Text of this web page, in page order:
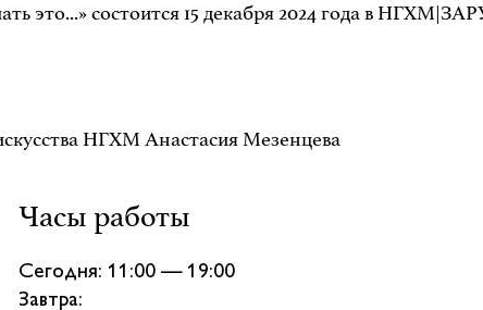
это...» состоится 15 декабря 2024 года в
НГХМ Анастасия Мезенцева
Часы работы
Сегодня: 11:00 — 19:00
Завтра: